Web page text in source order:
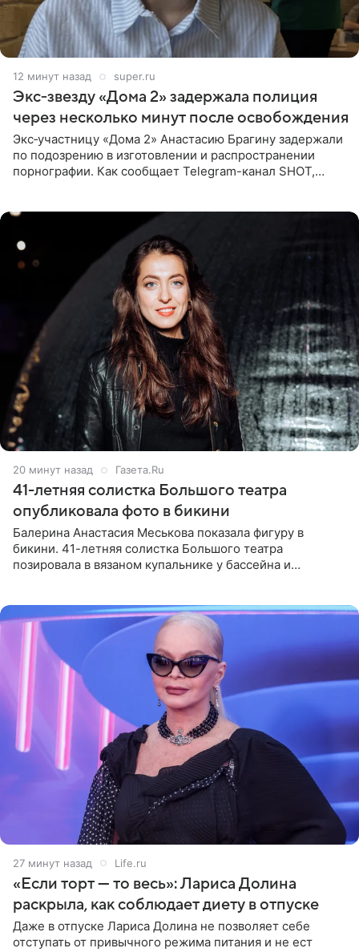
12 минут назад super.ru
Экс‑звезду «Дома 2» задержала полиция
через несколько минут после освобождения
Экс‑участницу «Дома 2» Анастасию Брагину задержали
по подозрению в изготовлении и распространении
порнографии. Как сообщает Telegram-канал SHOT,
20 минут назад Газета.Ru
41-летняя солистка Большого театра
опубликовала фото в бикини
Балерина Анастасия Меськова показала фигуру в
бикини. 41-летняя солистка Большого театра
позировала в вязаном купальнике у бассейна и
27 минут назад Life.ru
«Если торт — то весь»: Лариса Долина
раскрыла, как соблюдает диету в отпуске
Даже в отпуске Лариса Долина не позволяет себе
отступать от привычного режима питания и не ест